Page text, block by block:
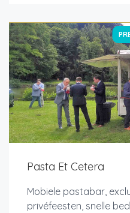
Pasta Et Cetera
Mobiele pastabar,
privéfeesten, snelle